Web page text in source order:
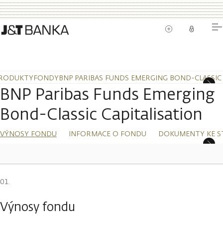
FONDYBNP PARIBAS FUNDS EMERGING BOND-
BNP Paribas Funds Emerging
Bond-Classic Capitalisation
VÝNOSY FONDU INFORMACE O FONDU DOKUMENTY KE
Výnosy fondu